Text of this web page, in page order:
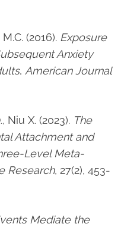
(2016). Exposure
Anxiety
, American Journal
Niu X. (2023). The
Attachment and
Level Meta-
Research, 27(2), 453-
Mediate the